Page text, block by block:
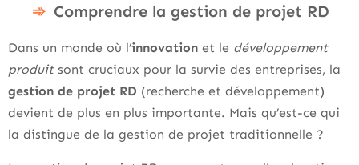
Comprendre la gestion de projet RD
Dans un monde où l’innovation et le développement
produitsont cruciaux pour la survie des entreprises, la
gestion de projet RD (recherche et développement)
devient de plus en plus importante. Mais qu’est-ce qui
la distingue de la gestion de projet traditionnelle ?